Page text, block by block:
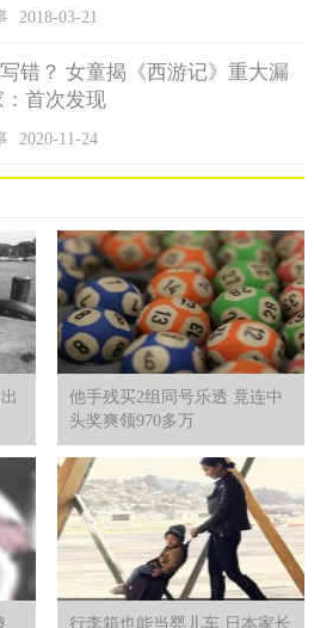
2018-03-21
错？ 女童揭《西游记》重大漏
：首次发现
2020-11-24
他手残买2组同号乐透 竟连中
头奖爽领970多万
行李箱也能当婴儿车 日本家长